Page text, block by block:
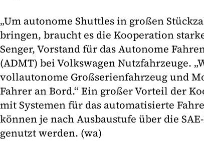
„Um autonome Shuttles in großen
bringen, braucht es die Kooperation
Senger, Vorstand für das Autonome
(ADMT) bei Volkswagen Nutzfahrzeuge.
vollautonome Großserienfahrzeug und
Fahrer an Bord.“ Ein großer Vorteil der
mit Systemen für das automatisierte
können je nach Ausbaustufe über die
genutzt werden. (wa)